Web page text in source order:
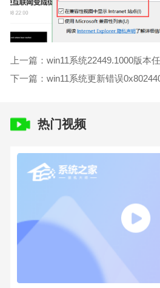
上一篇：win11系统22449.1000版本
下一篇：win11系统更新错误
热门视频